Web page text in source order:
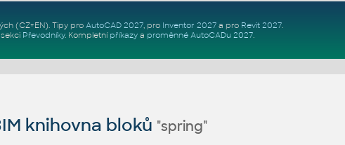
(CZ+EN). Tipy pro AutoCAD 2027, pro Inventor 2027a pro Revit 2027.
Převodníky. Kompletní příkazya proměnné AutoCADu 2027.
knihovna bloků "spring"